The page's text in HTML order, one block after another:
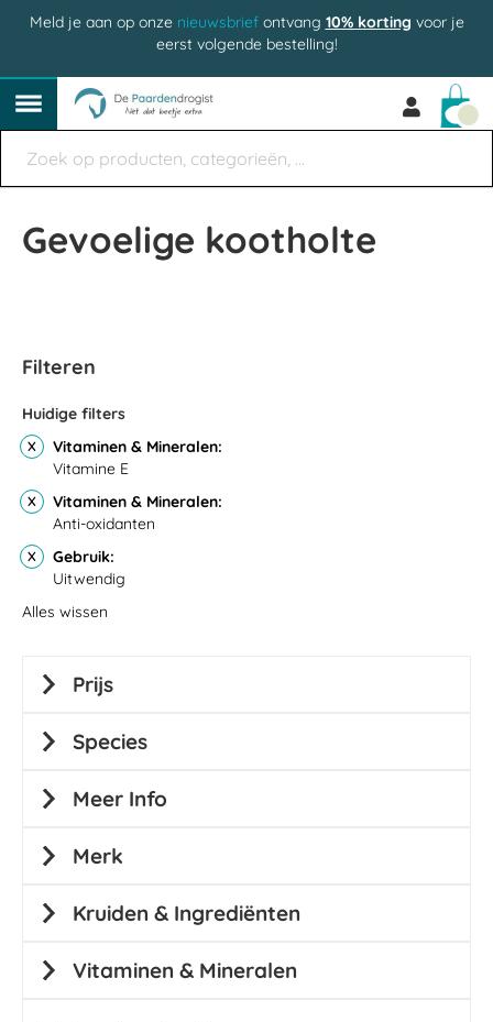
Meld je aan op onze nieuwsbriefontvang 10% korting voor je
eerst volgende bestelling!
Gevoelige kootholte
Filteren
Huidige filters
Vitaminen & Mineralen
Vitamine E
Vitaminen & Mineralen
Anti-oxidanten
Gebruik
Uitwendig
Alles wissen
Prijs
Species
Meer Info
Merk
Kruiden & Ingrediënten
Vitaminen & Mineralen